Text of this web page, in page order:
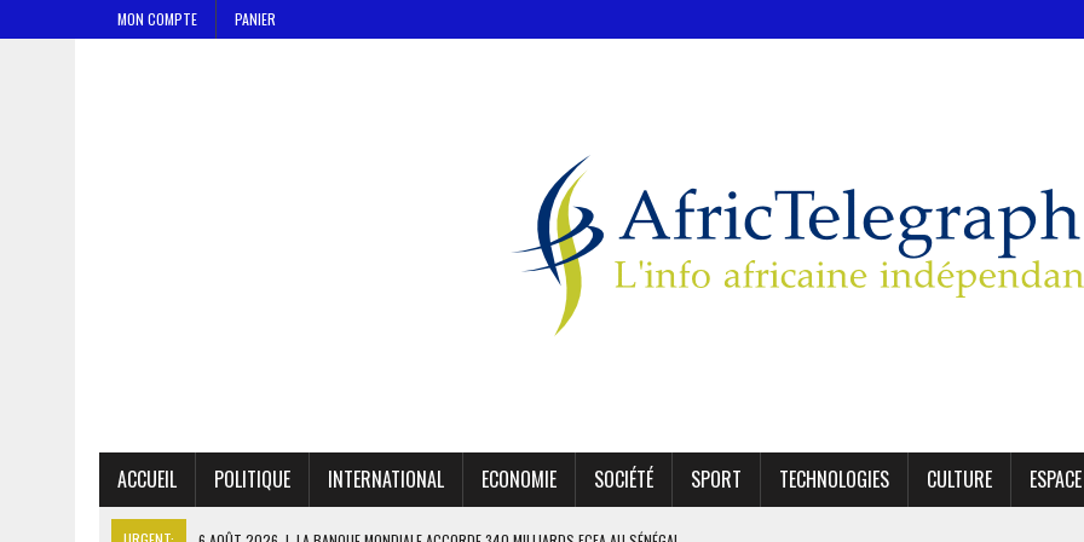
MON COMPTE PANIER
ACCUEIL POLITIQUE INTERNATIONAL ECONOMIE SOCIÉTÉ SPORT TECHNOLOGIES CULTURE